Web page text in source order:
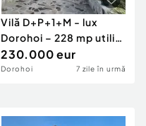
Vilă D+P+1+M - lux
Dorohoi – 228 mp utili,
teren 2.300 mp
230.000 eur
Dorohoi 7 zile în urmă